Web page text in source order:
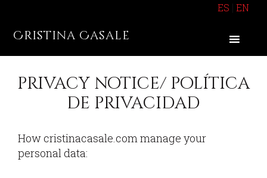
contenido
pie
ES EN
Cristina Casale
privacy notice/ política
de privacidad
How cristinacasale.com manage your
personal data: